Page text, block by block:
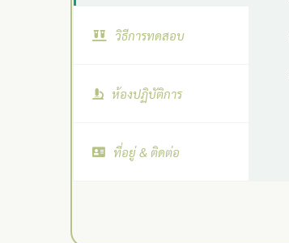
วิธีการทดสอบ
ห้องปฏิบัติการ
ที่อยู่ & ติดต่อ